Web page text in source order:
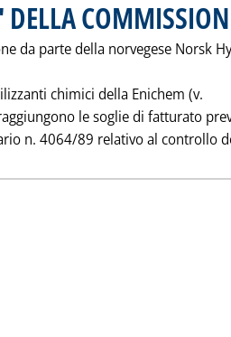
DELLA
da parte della norvegese Norsk
chimici della Enichem (v.
le soglie di fatturato
n. 4064/89 relativo al controllo